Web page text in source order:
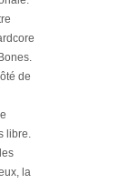
de
libre.
la